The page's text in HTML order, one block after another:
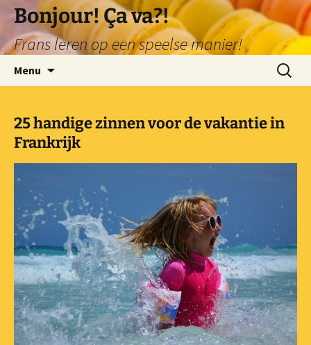
naar
de
inhoud
Bonjour! Ça va?!
Frans leren op een speelse manier!
Menu
Zoeken
naar:
25 handige zinnen voor de vakantie in
Frankrijk